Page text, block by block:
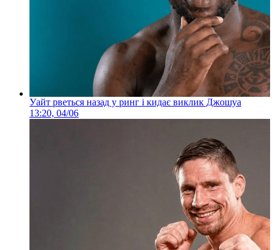
Уайт рветься назад у ринг і кидає виклик Джошуа
13:20, 04/06